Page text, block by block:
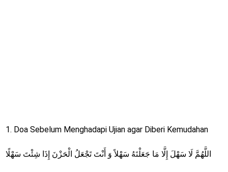
1. Doa Sebelum Menghadapi Ujian agar Diberi Kemudahan
اللَّهُمَّ لَا سَهْلَ إِلَّا مَا جَعَلْتَهُ سَهْلاً وَ أَنْتَ تَجْعَلُ الْحَزْنَ إِذَا شِئْتَ سَهْلًا